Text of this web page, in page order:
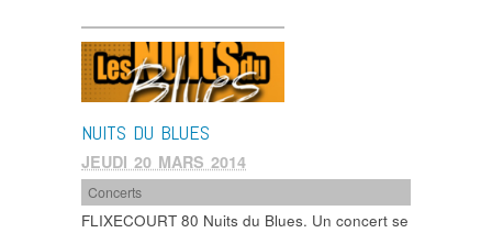
NUITS DU BLUES
JEUDI 20 MARS 2014
Concerts
FLIXECOURT 80 Nuits du Blues. Un concert se